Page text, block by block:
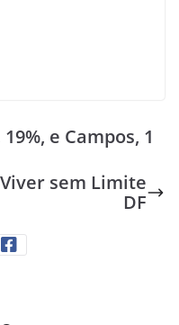
e Campos, 1
sem Limite
DF